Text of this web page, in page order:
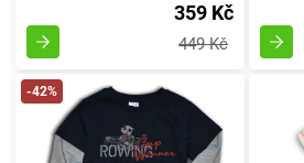
359 Kč
449 Kč
-42%